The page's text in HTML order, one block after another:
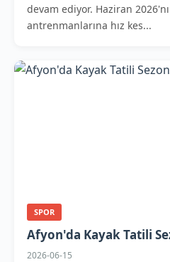
devam ediyor. Haziran
antrenmanlarına hız kes...
SPOR
Afyon'da Kayak Tatili
2026-06-15